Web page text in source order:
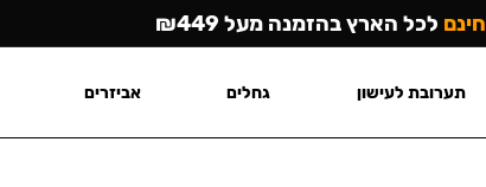
חינם לכל הארץ בהזמנה מעל ₪449
תערובת לעישון גחלים אביזרים